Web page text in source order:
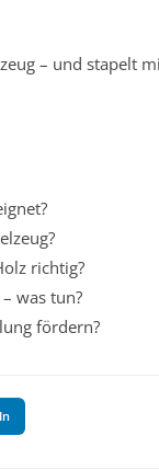
– und stapelt
richtig?
was tun?
fördern?